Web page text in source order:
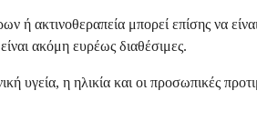
μπορεί επίσης να
ακόμη ευρέως διαθέσιμες.
υγεία, η ηλικία και οι προσωπικές